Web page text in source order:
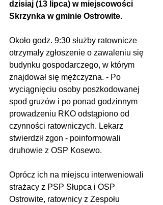
dzisiaj (13 lipca) w miejscowości
Skrzynka w gminie Ostrowite.
Około godz. 9:30 służby ratownicze
otrzymały zgłoszenie o zawaleniu się
budynku gospodarczego, w którym
znajdował się mężczyzna. - Po
wyciągnięciu osoby poszkodowanej
spod gruzów i po ponad godzinnym
prowadzeniu RKO odstąpiono od
czynności ratowniczych. Lekarz
stwierdził zgon - poinformowali
druhowie z OSP Kosewo.
Oprócz ich na miejscu interweniowali
strażacy z PSP Słupca i OSP
Ostrowite, ratownicy z Zespołu